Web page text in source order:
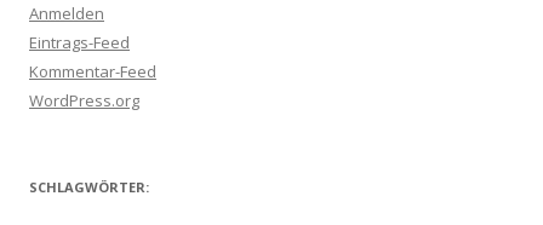
Anmelden
Eintrags-Feed
Kommentar-Feed
WordPress.org
SCHLAGWÖRTER: